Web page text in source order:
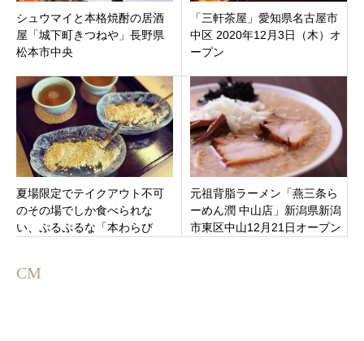
シュウマイと本格焼酎の居酒
屋「城下町きつねや」長野県
松本市中央
「三軒茶屋」愛知県名古屋市
中区 2020年12月3日（木）オ
ープン
夏場限定でテイクアウト不可
のその場でしか食べられな
い、ぷるぷるな「本わらび
町
元祖背脂ラーメン「燕三条ら
ーめん潤 中山店」新潟県新潟
市東区中山12月21日オープン
CM